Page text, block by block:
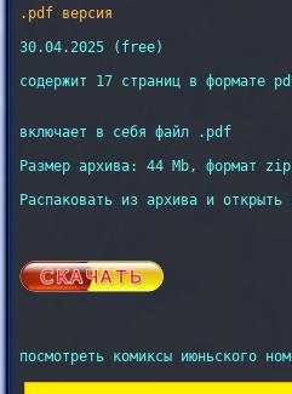
.pdf версия
30.04.2025 (free)
содержит 17 страниц в формате
включает в себя файл .pdf
Размер архива: 44 Mb, формат
Распаковать из архива и
посмотреть комиксы июньского